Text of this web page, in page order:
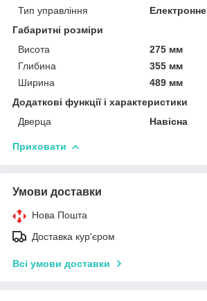
Тип управління
Електронне
Габаритні розміри
Висота
275 мм
Глибина
355 мм
Ширина
489 мм
Додаткові функції і характеристики
Дверца
Навісна
Приховати
Умови доставки
Нова Пошта
Доставка кур'єром
Всі умови доставки